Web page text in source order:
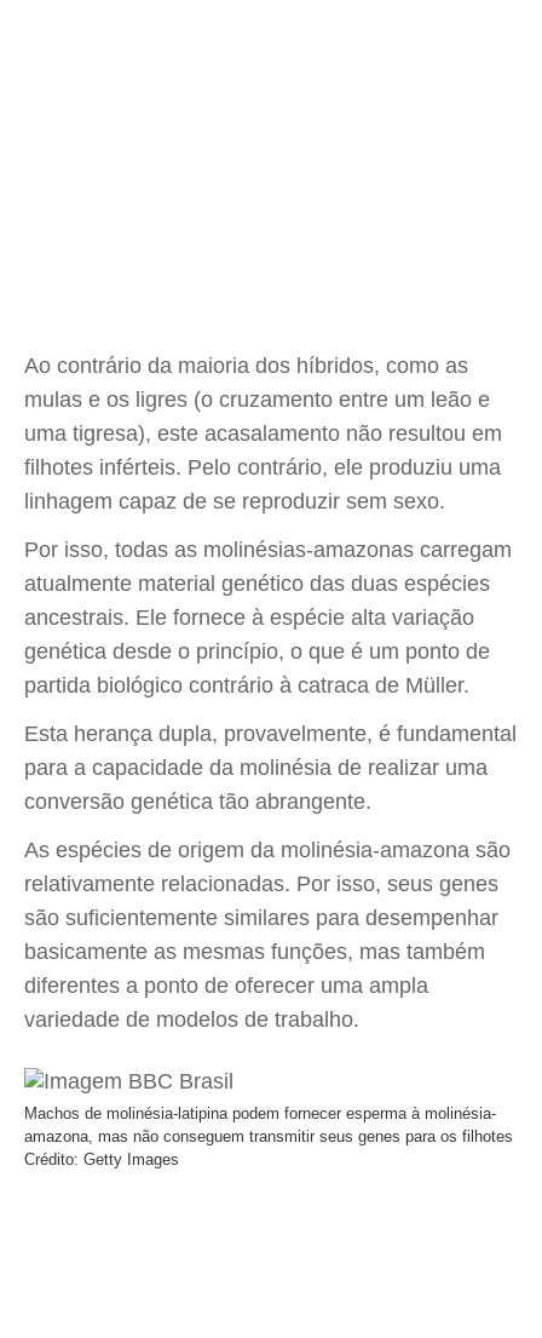
Ao contrário da maioria dos híbridos, como as
mulas e os ligres (o cruzamento entre um leão e
uma tigresa), este acasalamento não resultou em
filhotes inférteis. Pelo contrário, ele produziu uma
linhagem capaz de se reproduzir sem sexo.
Por isso, todas as molinésias-amazonas carregam
atualmente material genético das duas espécies
ancestrais. Ele fornece à espécie alta variação
genética desde o princípio, o que é um ponto de
partida biológico contrário à catraca de Müller.
Esta herança dupla, provavelmente, é fundamental
para a capacidade da molinésia de realizar uma
conversão genética tão abrangente.
As espécies de origem da molinésia-amazona são
relativamente relacionadas. Por isso, seus genes
são suficientemente similares para desempenhar
basicamente as mesmas funções, mas também
diferentes a ponto de oferecer uma ampla
variedade de modelos de trabalho.
Machos de molinésia-latipina podem fornecer esperma à molinésia-
amazona, mas não conseguem transmitir seus genes para os filhotes
Crédito: Getty Images